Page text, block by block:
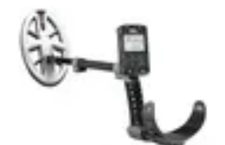
Tutoriel Programmation
OutillageQualité de Code
ProgrammationTendances
Tutoriel Programmation